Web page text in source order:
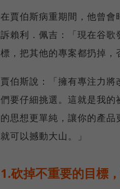
在賈伯斯病重期間，他曾
訴賴利．佩吉：「現在谷
標，把其他的專案都扔掉，
賈伯斯說：「擁有專注力
們要仔細挑選。這就是我
的思想更單純，讓你的產
就可以撼動大山。」
1.砍掉不重要的目標